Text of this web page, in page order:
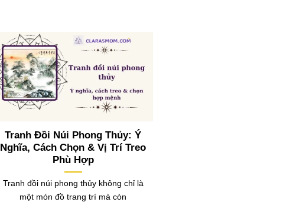
Tranh Đồi Núi Phong Thủy: Ý
Nghĩa, Cách Chọn & Vị Trí Treo
Phù Hợp
Tranh đồi núi phong thủy không chỉ là
một món đồ trang trí mà còn